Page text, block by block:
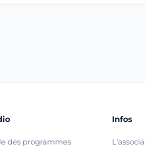
des programmes
Infos